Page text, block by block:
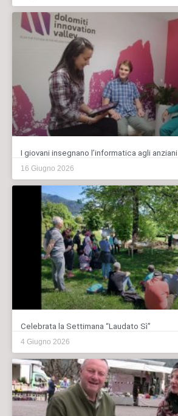
I giovani insegnano l’informatica agli anziani
16 Giugno 2026
Celebrata la Settimana “Laudato Sì”
4 Giugno 2026